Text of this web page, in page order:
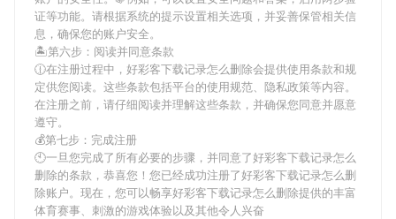
证等功能。请根据系统的提示设置相关选项，并妥善保管相关信
息，确保您的账户安全。
🏝第六步：阅读并同意条款
🕧在注册过程中， 好彩客下载记录怎么删除会提供使用条款和规
定供您阅读。这些条款包括平台的使用规范、隐私政策等内容。
在注册之前，请仔细阅读并理解这些条款，并确保您同意并愿意
遵守。
💰第七步：完成注册
🕙一旦您完成了所有必要的步骤，并同意了好彩客下载记录怎么
删除的条款，恭喜您！您已经成功注册了好彩客下载记录怎么删
除账户。现在，您可以畅享好彩客下载记录怎么删除提供的丰富
体育赛事、刺激的游戏体验以及其他令人兴奋